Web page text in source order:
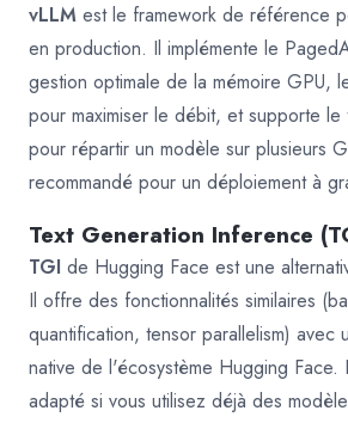
vLLM est le framework de référence
en production. Il implémente le
gestion optimale de la mémoire GPU,
pour maximiser le débit, et supporte le
pour répartir un modèle sur plusieurs
recommandé pour un déploiement à
Text Generation Inference
TGI de Hugging Face est une
Il offre des fonctionnalités similaires
quantification, tensor parallelism) avec
native de l'écosystème Hugging Face.
adapté si vous utilisez déjà des